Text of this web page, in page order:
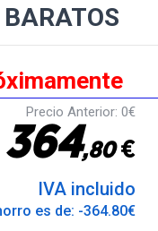
Precio Anterior: 0€
364,80€
IVA incluido
es de: -364.80€